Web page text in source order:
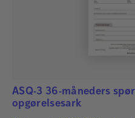
ASQ-3 36-måneders
opgørelsesark